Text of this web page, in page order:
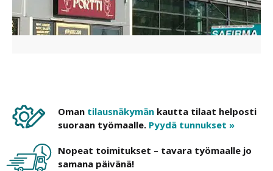
Oman tilausnäkymän kautta tilaat helposti
suoraan työmaalle. Pyydä tunnukset »
Nopeat toimitukset – tavara työmaalle jo
samana päivänä!